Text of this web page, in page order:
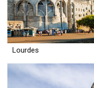
Lourdes